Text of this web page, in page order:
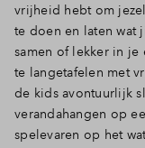
vrijheid hebt om
te doen en laten wat
samen of lekker in
te langetafelen met
de kids avontuurlijk
verandahangen op
spelevaren op het